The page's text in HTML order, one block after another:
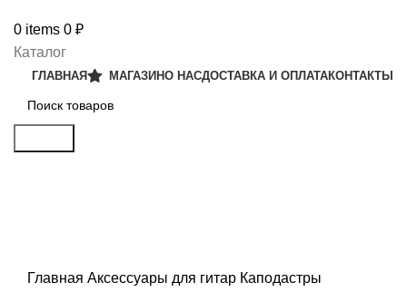
0 items 0 ₽
Каталог
ГЛАВНАЯ МАГАЗИНО НАСДОСТАВКА И ОПЛАТАКОНТАКТЫ
Главная Аксессуары для гитар Каподастры